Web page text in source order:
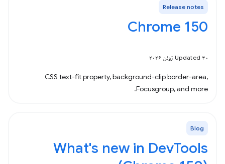
Release notes
Chrome 150
Updated ۳۰ ژوئن ۲۰۲۶
CSS text-fit property, background-clip border-area,
Focusgroup, and more.
Blog
What's new in DevTools